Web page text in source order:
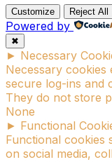
Customize Reject All
Powered by
✖
► Necessary
Necessary cookies
secure log-ins and
They do not store
None
► Functional
Functional cookies
on social media,